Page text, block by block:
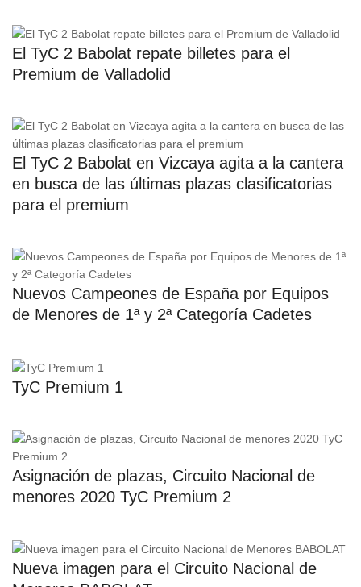
El TyC 2 Babolat repate billetes para el
Premium de Valladolid
El TyC 2 Babolat en Vizcaya agita a la cantera
en busca de las últimas plazas clasificatorias
para el premium
Nuevos Campeones de España por Equipos
de Menores de 1ª y 2ª Categoría Cadetes
TyC Premium 1
Asignación de plazas, Circuito Nacional de
menores 2020 TyC Premium 2
Nueva imagen para el Circuito Nacional de